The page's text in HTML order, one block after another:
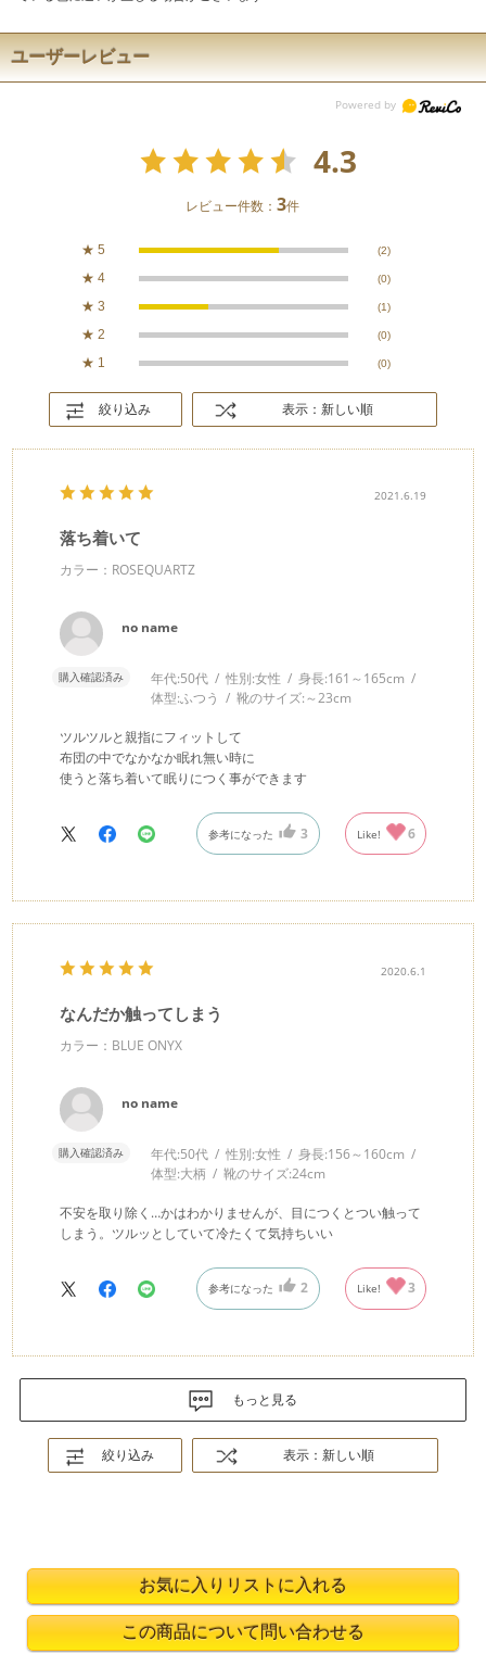
ユーザーレビュー
4.3
レビュー件数：3件
★ 5 (2)
★ 4 (0)
★ 3 (1)
★ 2 (0)
★ 1 (0)
絞り込み 表示：新しい順
2021.6.19
落ち着いて
カラー：ROSEQUARTZ
no name
購入確認済み 年代:50代 性別:女性 身長:161～165cm
体型:ふつう 靴のサイズ:～23cm
ツルツルと親指にフィットして
布団の中でなかなか眠れ無い時に
使うと落ち着いて眠りにつく事ができます
参考になった 3 Like! 6
2020.6.1
なんだか触ってしまう
カラー：BLUE ONYX
no name
購入確認済み 年代:50代 性別:女性 身長:156～160cm
体型:大柄 靴のサイズ:24cm
不安を取り除く…かはわかりませんが、目につくとつい触って
しまう。ツルッとしていて冷たくて気持ちいい
参考になった 2 Like! 3
もっと見る
絞り込み 表示：新しい順